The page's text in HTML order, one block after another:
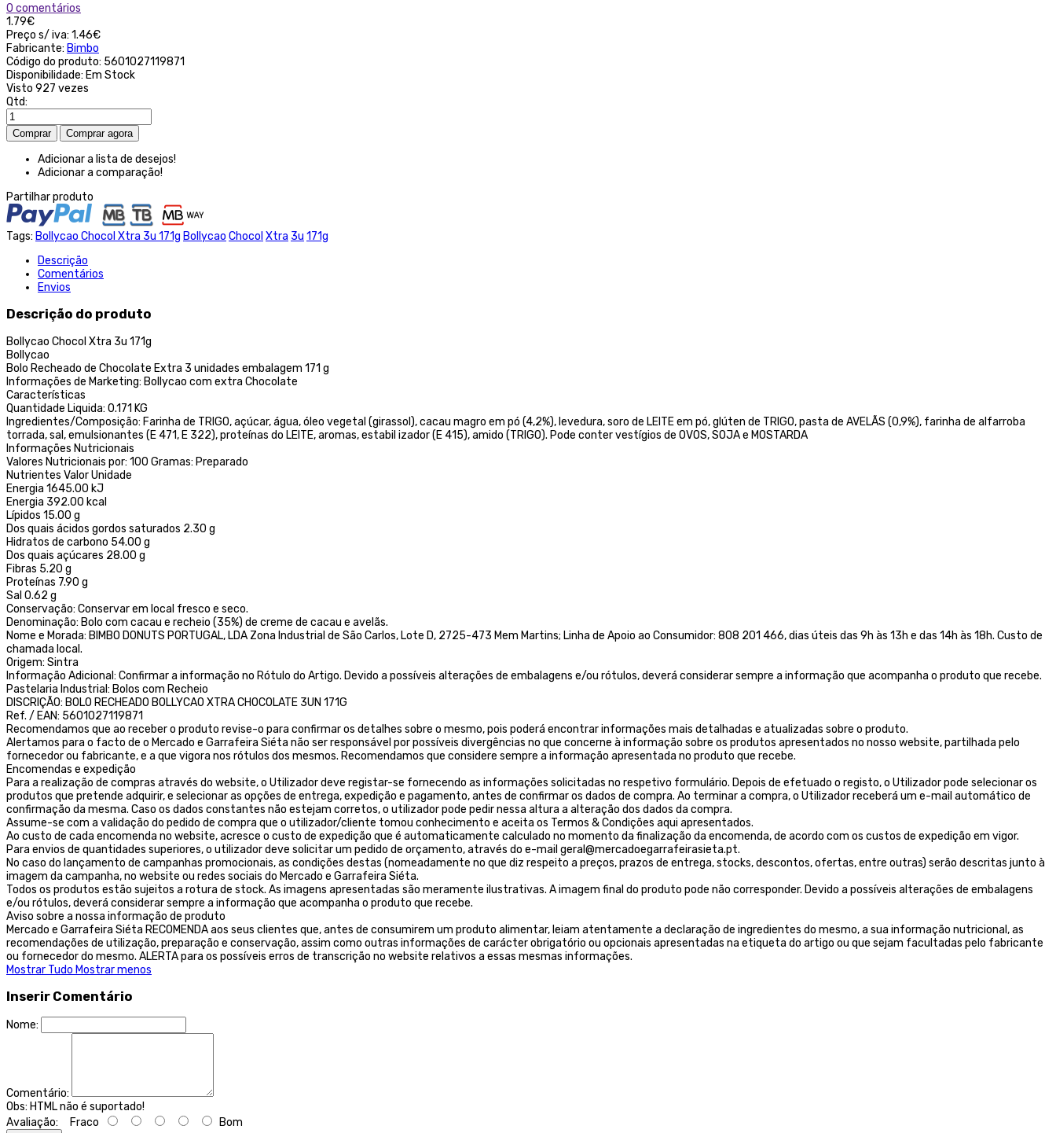
0 comentários
1.79€
Preço s/ iva: 1.46€
Fabricante: Bimbo
Código do produto: 5601027119871
Disponibilidade: Em Stock
Visto 927 vezes
Qtd:
Adicionar a lista de desejos!
Adicionar a comparação!
Partilhar produto
Tags: Bollycao Chocol Xtra 3u 171g Bollycao Chocol Xtra 3u 171g
Descrição
Comentários
Envios
Descrição do produto
Bollycao Chocol Xtra 3u 171g
Bollycao
Bolo Recheado de Chocolate Extra 3 unidades embalagem 171 g
Informações de Marketing: Bollycao com extra Chocolate
Características
Quantidade Liquida: 0.171 KG
Ingredientes/Composição: Farinha de TRIGO, açúcar, água, óleo vegetal (girassol), cacau magro em pó (4,2%), levedura, soro de LEITE em pó, glúten de TRIGO, pasta de AVELÃS (0,9%), farinha de alfarroba
torrada, sal, emulsionantes (E 471, E 322), proteínas do LEITE, aromas, estabil izador (E 415), amido (TRIGO). Pode conter vestígios de OVOS, SOJA e MOSTARDA
Informações Nutricionais
Valores Nutricionais por: 100 Gramas: Preparado
Nutrientes Valor Unidade
Energia 1645.00 kJ
Energia 392.00 kcal
Lípidos 15.00 g
Dos quais ácidos gordos saturados 2.30 g
Hidratos de carbono 54.00 g
Dos quais açúcares 28.00 g
Fibras 5.20 g
Proteínas 7.90 g
Sal 0.62 g
Conservação: Conservar em local fresco e seco.
Denominação: Bolo com cacau e recheio (35%) de creme de cacau e avelãs.
Nome e Morada: BIMBO DONUTS PORTUGAL, LDA Zona Industrial de São Carlos, Lote D, 2725-473 Mem Martins; Linha de Apoio ao Consumidor: 808 201 466, dias úteis das 9h às 13h e das 14h às 18h. Custo de
chamada local.
Origem: Sintra
Informação Adicional: Confirmar a informação no Rótulo do Artigo. Devido a possíveis alterações de embalagens e/ou rótulos, deverá considerar sempre a informação que acompanha o produto que recebe.
Pastelaria Industrial: Bolos com Recheio
DISCRIÇÃO: BOLO RECHEADO BOLLYCAO XTRA CHOCOLATE 3UN 171G
Ref. / EAN: 5601027119871
Recomendamos que ao receber o produto revise-o para confirmar os detalhes sobre o mesmo, pois poderá encontrar informações mais detalhadas e atualizadas sobre o produto.
Alertamos para o facto de o Mercado e Garrafeira Siéta não ser responsável por possíveis divergências no que concerne à informação sobre os produtos apresentados no nosso website, partilhada pelo
fornecedor ou fabricante, e a que vigora nos rótulos dos mesmos. Recomendamos que considere sempre a informação apresentada no produto que recebe.
Encomendas e expedição
Para a realização de compras através do website, o Utilizador deve registar-se fornecendo as informações solicitadas no respetivo formulário. Depois de efetuado o registo, o Utilizador pode selecionar os
produtos que pretende adquirir, e selecionar as opções de entrega, expedição e pagamento, antes de confirmar os dados de compra. Ao terminar a compra, o Utilizador receberá um e-mail automático de
confirmação da mesma. Caso os dados constantes não estejam corretos, o utilizador pode pedir nessa altura a alteração dos dados da compra.
Assume-se com a validação do pedido de compra que o utilizador/cliente tomou conhecimento e aceita os Termos & Condições aqui apresentados.
Ao custo de cada encomenda no website, acresce o custo de expedição que é automaticamente calculado no momento da finalização da encomenda, de acordo com os custos de expedição em vigor.
Para envios de quantidades superiores, o utilizador deve solicitar um pedido de orçamento, através do e-mail geral@mercadoegarrafeirasieta.pt.
No caso do lançamento de campanhas promocionais, as condições destas (nomeadamente no que diz respeito a preços, prazos de entrega, stocks, descontos, ofertas, entre outras) serão descritas junto à
imagem da campanha, no website ou redes sociais do Mercado e Garrafeira Siéta.
Todos os produtos estão sujeitos a rotura de stock. As imagens apresentadas são meramente ilustrativas. A imagem final do produto pode não corresponder. Devido a possíveis alterações de embalagens
e/ou rótulos, deverá considerar sempre a informação que acompanha o produto que recebe.
Aviso sobre a nossa informação de produto
Mercado e Garrafeira Siéta RECOMENDA aos seus clientes que, antes de consumirem um produto alimentar, leiam atentamente a declaração de ingredientes do mesmo, a sua informação nutricional, as
recomendações de utilização, preparação e conservação, assim como outras informações de carácter obrigatório ou opcionais apresentadas na etiqueta do artigo ou que sejam facultadas pelo fabricante
ou fornecedor do mesmo. ALERTA para os possíveis erros de transcrição no website relativos a essas mesmas informações.
Mostrar Tudo Mostrar menos
Inserir Comentário
Nome:
Comentário:
Obs: HTML não é suportado!
Avaliação: Fraco Bom